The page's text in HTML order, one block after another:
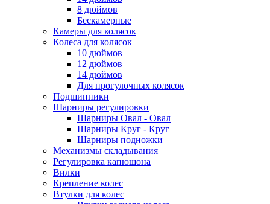
8 дюймов
Бескамерные
Камеры для колясок
Колеса для колясок
10 дюймов
12 дюймов
14 дюймов
Для прогулочных колясок
Подшипники
Шарниры регулировки
Шарниры Овал - Овал
Шарниры Круг - Круг
Шарниры подножки
Механизмы складывания
Регулировка капюшона
Вилки
Крепление колес
Втулки для колес